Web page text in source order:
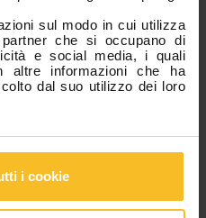
sul modo in cui utilizza
che si occupano di
e social media, i quali
altre informazioni che ha
dal suo utilizzo dei loro
i cookie
semplici e soluzioni affidabili.